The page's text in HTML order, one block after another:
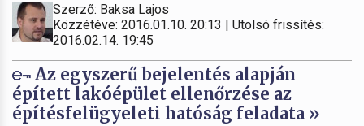
Szerző: Baksa Lajos
Közzétéve: 2016.01.10. 20:13 | Utolsó frissítés:
2016.02.14. 19:45
Az egyszerű bejelentés alapján
épített lakóépület ellenőrzése az
építésfelügyeleti hatóság feladata »